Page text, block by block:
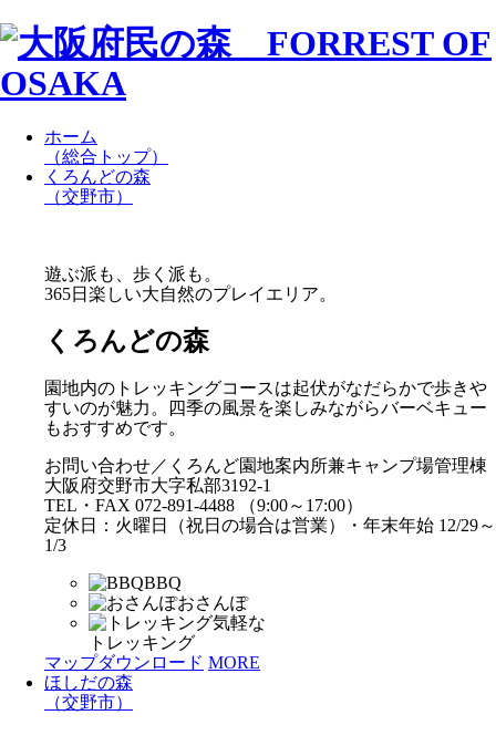
ホーム
（総合トップ）
くろんどの森
（交野市）
遊ぶ派も、歩く派も。
365日楽しい大自然のプレイエリア。
くろんどの森
園地内のトレッキングコースは起伏がなだらかで歩きや
すいのが魅力。四季の風景を楽しみながらバーベキュー
もおすすめです。
お問い合わせ／くろんど園地案内所兼キャンプ場管理棟
大阪府交野市大字私部3192-1
TEL・FAX 072-891-4488 （9:00～17:00）
定休日：火曜日（祝日の場合は営業）・年末年始 12/29～
1/3
BBQ
おさんぽ
気軽な
トレッキング
マップダウンロード MORE
ほしだの森
（交野市）